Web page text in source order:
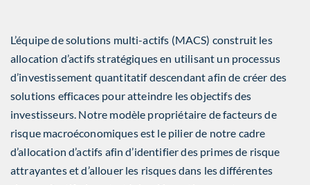
L’équipe de solutions multi-actifs (MACS) construit les
allocation d’actifs stratégiques en utilisant un processus
d’investissement quantitatif descendant afin de créer des
solutions efficaces pour atteindre les objectifs des
investisseurs. Notre modèle propriétaire de facteurs de
risque macroéconomiques est le pilier de notre cadre
d’allocation d’actifs afin d’identifier des primes de risque
attrayantes et d’allouer les risques dans les différentes